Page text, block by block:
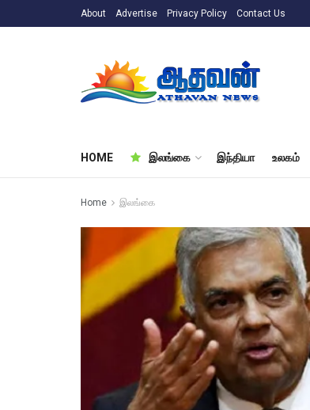
About Advertise Privacy Policy Contact Us
HOME இலங்கை இந்தியா உலகம்
Home இலங்கை